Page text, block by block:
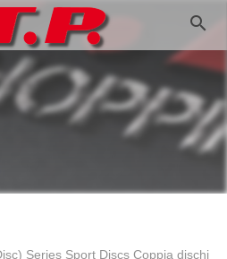
search
Series Sport Discs Coppia dischi